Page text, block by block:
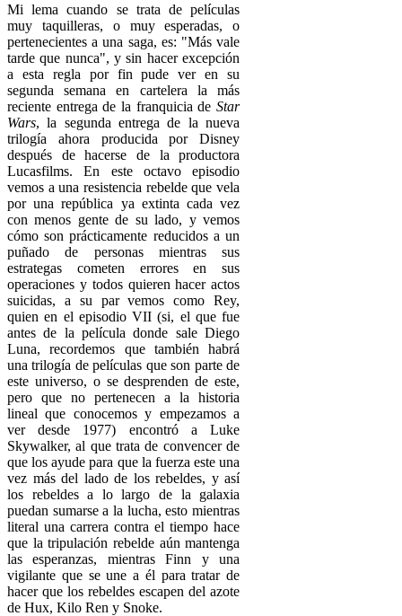
Mi lema cuando se trata de películas
muy taquilleras, o muy esperadas, o
pertenecientes a una saga, es: "Más vale
tarde que nunca", y sin hacer excepción
a esta regla por fin pude ver en su
segunda semana en cartelera la más
reciente entrega de la franquicia deStar
Wars, la segunda entrega de la nueva
trilogía ahora producida por Disney
después de hacerse de la productora
Lucasfilms. En este octavo episodio
vemos a una resistencia rebelde que vela
por una república ya extinta cada vez
con menos gente de su lado, y vemos
cómo son prácticamente reducidos a un
puñado de personas mientras sus
estrategas cometen errores en sus
operaciones y todos quieren hacer actos
suicidas, a su par vemos como Rey,
quien en el episodio VII (si, el que fue
antes de la película donde sale Diego
Luna, recordemos que también habrá
una trilogía de películas que son parte de
este universo, o se desprenden de este,
pero que no pertenecen a la historia
lineal que conocemos y empezamos a
ver desde 1977) encontró a Luke
Skywalker, al que trata de convencer de
que los ayude para que la fuerza este una
vez más del lado de los rebeldes, y así
los rebeldes a lo largo de la galaxia
puedan sumarse a la lucha, esto mientras
literal una carrera contra el tiempo hace
que la tripulación rebelde aún mantenga
las esperanzas, mientras Finn y una
vigilante que se une a él para tratar de
hacer que los rebeldes escapen del azote
de Hux, Kilo Ren y Snoke.